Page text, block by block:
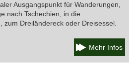
Ausgangspunkt für Wanderungen,
nach Tschechien, in die
zum Dreiländereck oder Dreisessel.
Mehr Infos